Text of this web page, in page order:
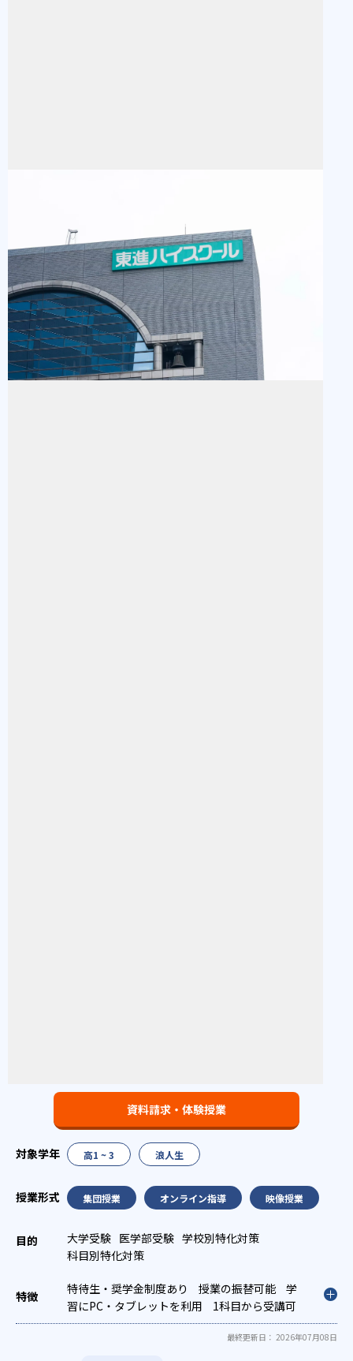
資料請求・体験授業
高1 ~ 3 浪人生
集団授業 オンライン指導 映像授業
大学受験 医学部受験 学校別特化対策
科目別特化対策
特待生・奨学金制度あり 授業の振替可能
学
習にPC・タブレットを利用
1科目から受講可
能
季節講習のみの受講可
最終更新日： 2026年07月08日